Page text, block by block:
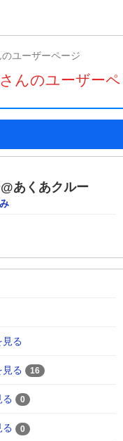
ユーザーページ
んのユーザーペ
あくあクルー
見る
見る 16
る 0
る 0